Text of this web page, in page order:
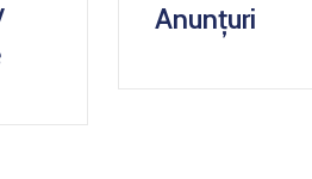
Anunțuri